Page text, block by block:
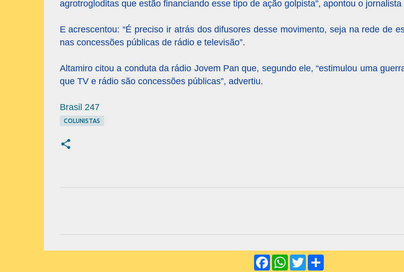
agrotrogloditas que estão financiando esse tipo de ação golpista”, apontou o jornalista
E acrescentou: “É preciso ir atrás dos difusores desse movimento, seja na rede de
nas concessões públicas de rádio e televisão”.
Altamiro citou a conduta da rádio Jovem Pan que, segundo ele, “estimulou uma
que TV e rádio são concessões públicas”, advertiu.
Brasil 247
COLUNISTAS
F
a
W
h
T
w
S